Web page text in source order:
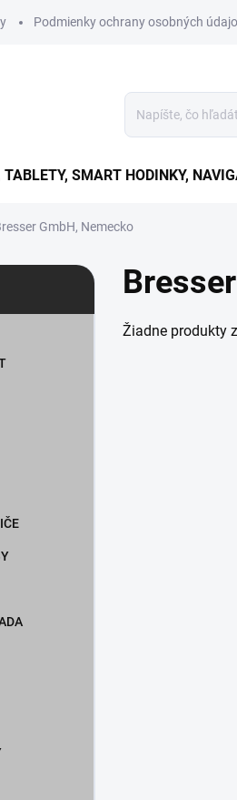
Podmienky ochrany osobných
TABLETY, SMART HODINKY,
GmbH, Nemecko
Žiadne produkty